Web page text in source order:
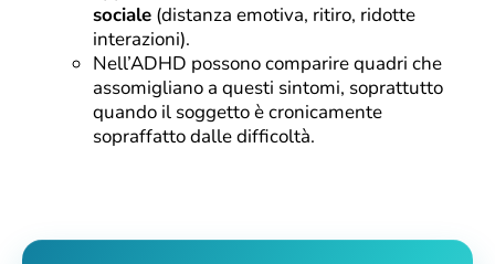
sociale (distanza emotiva, ritiro, ridotte
interazioni).
Nell’ADHD possono comparire quadri che
assomigliano a questi sintomi, soprattutto
quando il soggetto è cronicamente
sopraffatto dalle difficoltà.